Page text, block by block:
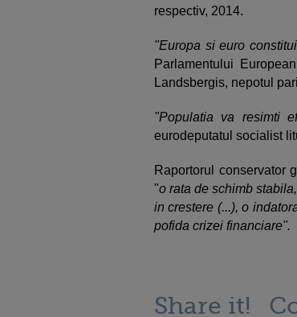
respectiv, 2014.
"Europa si euro
Parlamentului
Landsbergis, nepotul
"Populatia va resimti
eurodeputatul socialist
Raportorul conservator
"o rata de schimb
in crestere (...), o
pofida crizei financiare".
Share it!